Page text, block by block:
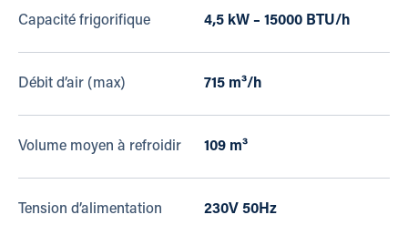
Capacité frigorifique 4,5 kW – 15000 BTU/h
Débit d’air (max) 715 m³/h
Volume moyen à refroidir 109 m³
Tension d’alimentation 230V 50Hz